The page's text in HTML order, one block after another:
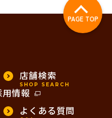
PAGE TOP
店舗検索
SHOP SEARCH
情報
よくある質問